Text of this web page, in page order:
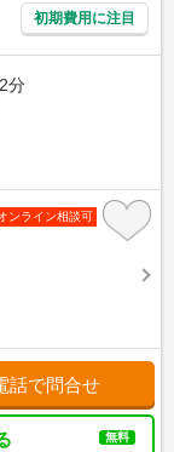
初期費用に注目
分
ンライン相談可
話で問合せ
無料